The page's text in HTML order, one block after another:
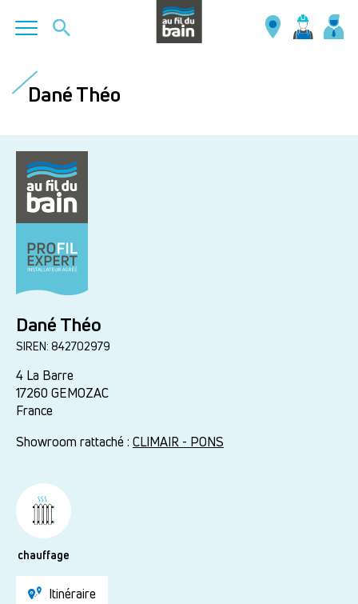
contenuDané Théo
Dané Théo
SIREN: 842702979
4 La Barre
17260 GEMOZAC
France
Showroom rattaché : CLIMAIR - PONS
chauffage
Itinéraire